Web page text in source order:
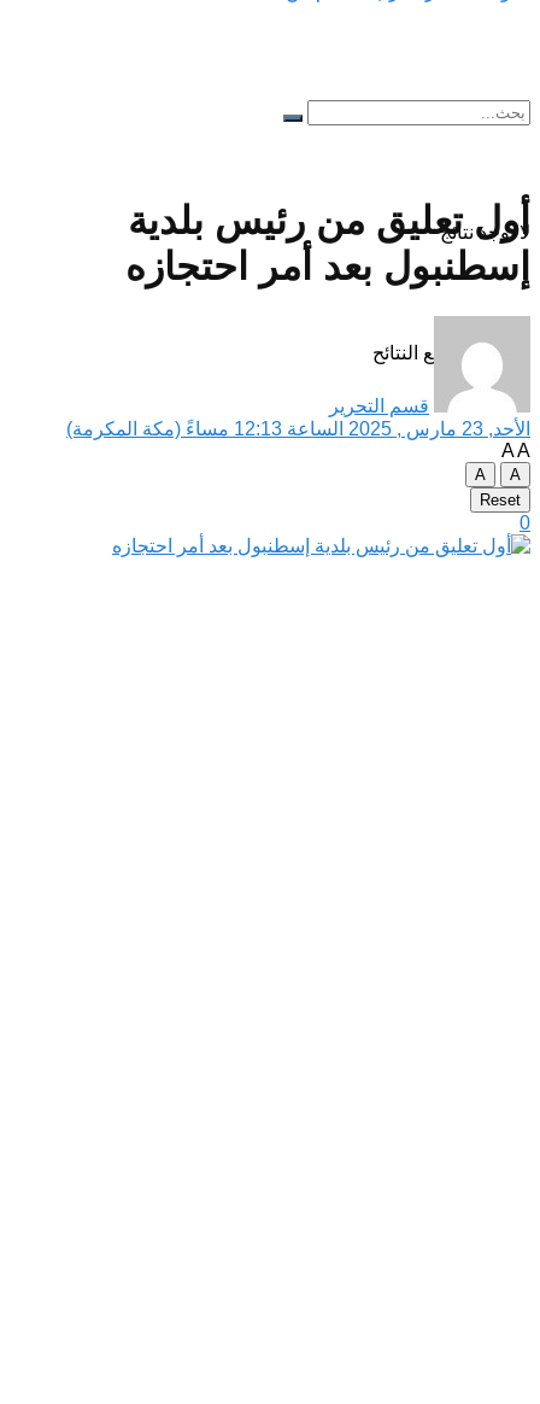
لا توجد نتائج
مشاهدة جميع النتائح
أول تعليق من رئيس بلدية
إسطنبول بعد أمر احتجازه
قسم التحرير
الأحد, 23 مارس , 2025 الساعة 12:13 مساءً (مكة المكرمة)
AA
A
A
Reset
0